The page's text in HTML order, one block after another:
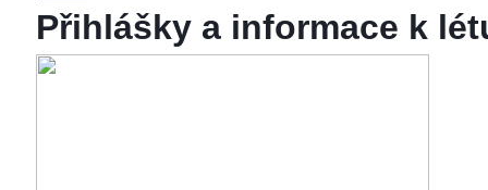
Přihlášky a informace k